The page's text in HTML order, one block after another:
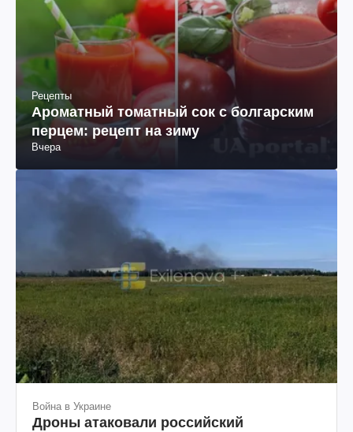
Рецепты
Ароматный томатный сок с болгарским
перцем: рецепт на зиму
Вчера
Война в Украине
Дроны атаковали российский